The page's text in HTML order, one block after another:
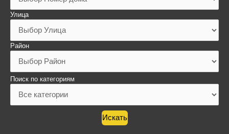
Улица
Район
Поиск по категориям